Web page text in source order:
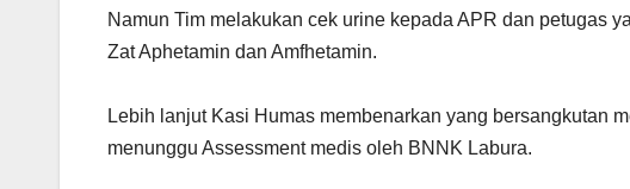
Namun Tim melakukan cek urine kepada APR dan petugas
Zat Aphetamin dan Amfhetamin.
Lebih lanjut Kasi Humas membenarkan yang bersangkutan
menunggu Assessment medis oleh BNNK Labura.